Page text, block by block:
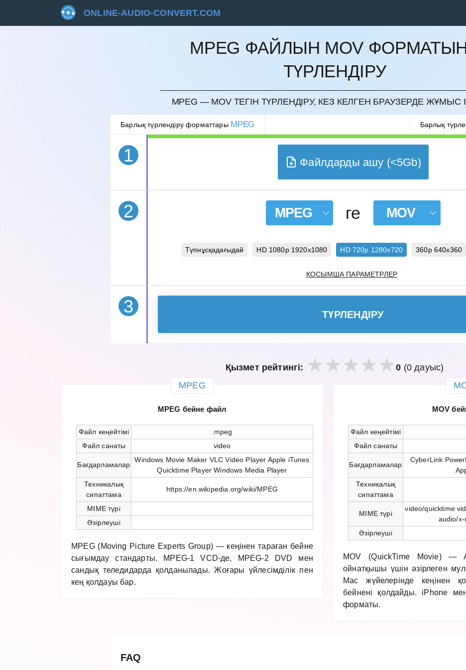
ONLINE-AUDIO-CONVERT.COM
MPEG ФАЙЛЫН MOV
ТҮРЛЕНДІРУ
MPEG — MOV ТЕГІН ТҮРЛЕНДІРУ, КЕЗ КЕЛГЕН БРАУЗЕРДЕ ЖҰМЫС
Барлық түрлендіру форматтары MPEG Барлық
1
БОЛДЫРМАУ
Файлдарды ашу (<5Gb)
2 MPEG ге MOV
Түпнұсқадағыдай HD 1080p 1920x1080 HD 720p 1280x720 360p 640x360
ҚОСЫМША ПАРАМЕТРЛЕР
3 ТҮРЛЕНДІРУ
Қызмет рейтингі: 0 (0 дауыс)
MPEG
MPEG бейне файл
Файл кеңейтімі
.mpeg
Файл санаты
video
Бағдарламалар
Windows Movie Maker VLC Video Player Apple iTunes
Quicktime Player Windows Media Player
Техникалық
сипаттама
https://en.wikipedia.org/wiki/MPEG
MIME түрі
Әзірлеуші
MPEG (Moving Picture Experts Group) — кеңінен тараған бейне
сығымдау стандарты. MPEG-1 VCD-де, MPEG-2 DVD мен
сандық теледидарда қолданылады. Жоғары үйлесімділік пен
кең қолдауы бар.
MOV
Файл кеңейтімі
Файл санаты
Бағдарламалар
CyberLink
Техникалық
сипаттама
MIME түрі
video/quicktime
audio/
Әзірлеуші
MOV (QuickTime Movie) —
ойнатқышы үшін әзірлеген
Mac жүйелерінде кеңінен
бейнені қолдайды. iPhone
форматы.
FAQ